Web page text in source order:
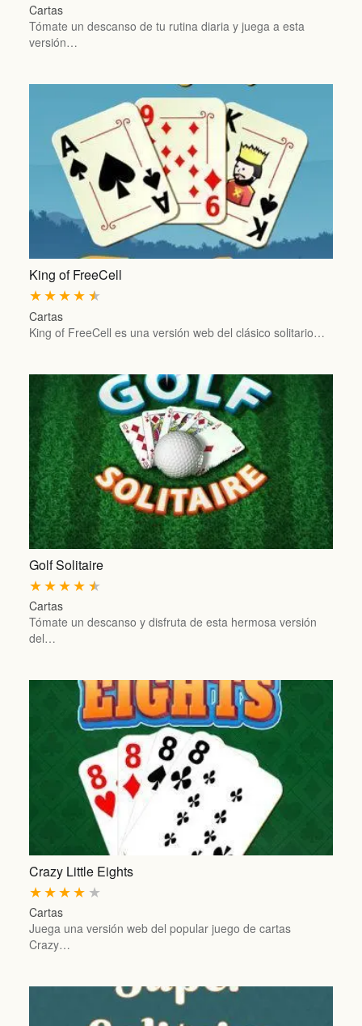
Cartas
Tómate un descanso de tu rutina diaria y juega a esta
versión…
King of FreeCell
★
★
★
★
★
Cartas
King of FreeCell es una versión web del clásico solitario…
Golf Solitaire
★
★
★
★
★
Cartas
Tómate un descanso y disfruta de esta hermosa versión
del…
Crazy Little Eights
★
★
★
★
★
Cartas
Juega una versión web del popular juego de cartas
Crazy…